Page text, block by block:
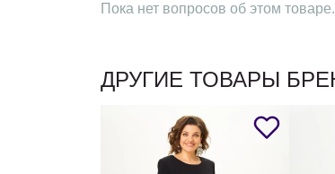
Пока нет вопросов об этом
ДРУГИЕ ТОВАРЫ